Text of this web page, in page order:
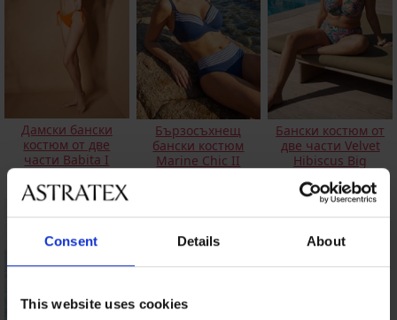
Consent Details About
This website uses cookies
Дамски бански
костюм от две
части Babita I
Бързосъхнещ
бански костюм
Marine Chic II
Бански костюм от
две части Velvet
Hibiscus Big
59,49 € (116,35 лв.)